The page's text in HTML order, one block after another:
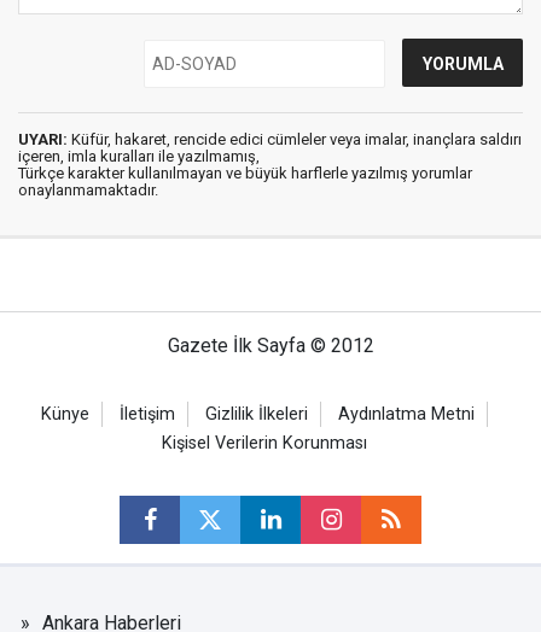
UYARI: Küfür, hakaret, rencide edici cümleler veya imalar, inançlara saldırı
içeren, imla kuralları ile yazılmamış,
Türkçe karakter kullanılmayan ve büyük harflerle yazılmış yorumlar
onaylanmamaktadır.
Gazete İlk Sayfa © 2012
Künye İletişim Gizlilik İlkeleri
Aydınlatma Metni
Kişisel Verilerin Korunması
Ankara Haberleri